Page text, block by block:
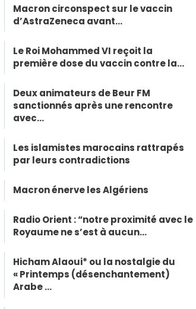
Macron circonspect sur le vaccin
d’AstraZeneca avant…
Le Roi Mohammed VI reçoit la
première dose du vaccin contre la…
Deux animateurs de Beur FM
sanctionnés après une rencontre
avec…
Les islamistes marocains rattrapés
par leurs contradictions
Macron énerve les Algériens
Radio Orient : “notre proximité avec le
Royaume ne s’est à aucun…
Hicham Alaoui* ou la nostalgie du
« Printemps (désenchantement)
Arabe …